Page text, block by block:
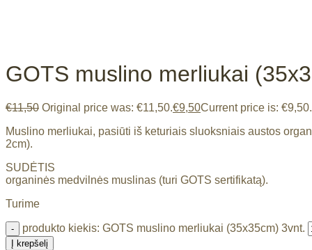
GOTS muslino merliukai
€11,50 Original price was: €11,50.€9,50Current price is: €9,50.
Muslino merliukai, pasiūti iš keturiais sluoksniais austos
2cm).
SUDĖTIS
organinės medvilnės muslinas (turi GOTS sertifikatą).
Turime
produkto kiekis: GOTS muslino merliukai (35x35cm) 3vnt.
Į krepšelį